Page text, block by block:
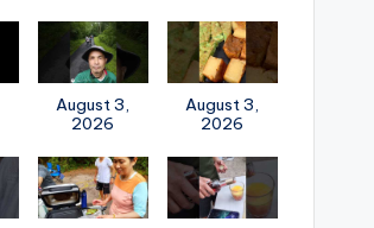
August 3,
2026
August 3,
2026